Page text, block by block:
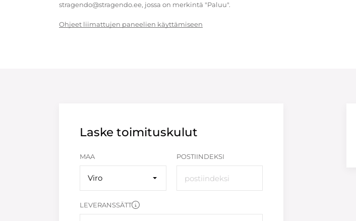
stragendo@stragendo.ee, jossa on merkintä "Paluu".
Ohjeet liimattujen paneelien käyttämiseen
Laske toimituskulut
MAA
Viro
POSTIINDEKSI
LEVERANSSÄTT